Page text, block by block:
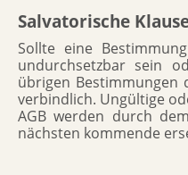
Salvatorische
Sollte eine
undurchsetzbar sein
übrigen Bestimmungen
verbindlich. Ungültige
AGB werden durch
nächsten kommende